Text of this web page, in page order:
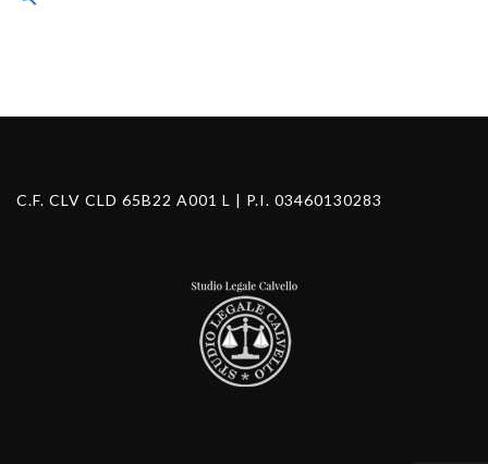
C.F. CLV CLD 65B22 A001 L | P.I. 03460130283